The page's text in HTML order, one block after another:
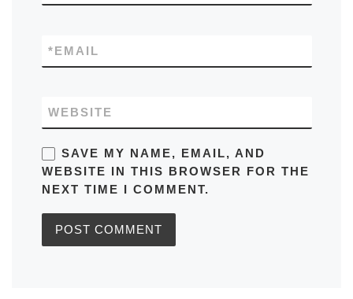
EMAIL
*
WEBSITE
SAVE MY NAME, EMAIL, AND
WEBSITE IN THIS BROWSER FOR THE
NEXT TIME I COMMENT.